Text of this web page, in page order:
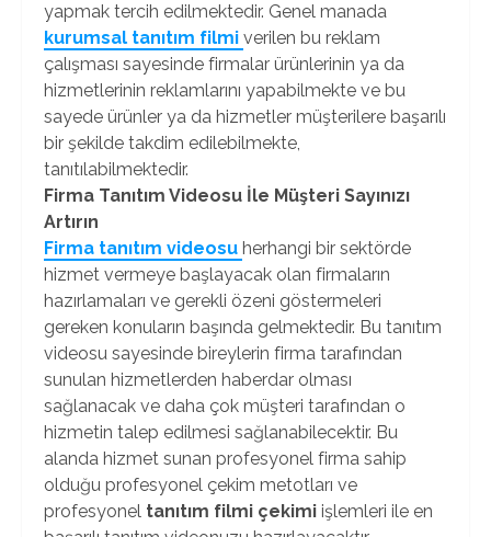
yapmak tercih edilmektedir. Genel manada
kurumsal tanıtım filmi verilen bu reklam
çalışması sayesinde firmalar ürünlerinin ya da
hizmetlerinin reklamlarını yapabilmekte ve bu
sayede ürünler ya da hizmetler müşterilere başarılı
bir şekilde takdim edilebilmekte,
tanıtılabilmektedir.
Firma Tanıtım Videosu İle Müşteri Sayınızı
Artırın
Firma tanıtım videosu herhangi bir sektörde
hizmet vermeye başlayacak olan firmaların
hazırlamaları ve gerekli özeni göstermeleri
gereken konuların başında gelmektedir. Bu tanıtım
videosu sayesinde bireylerin firma tarafından
sunulan hizmetlerden haberdar olması
sağlanacak ve daha çok müşteri tarafından o
hizmetin talep edilmesi sağlanabilecektir. Bu
alanda hizmet sunan profesyonel firma sahip
olduğu profesyonel çekim metotları ve
profesyonel tanıtım filmi çekimi işlemleri ile en